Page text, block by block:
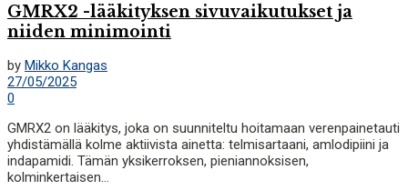
GMRX2 -lääkityksen sivuvaikutukset ja
niiden minimointi
by Mikko Kangas
27/05/2025
0
GMRX2 on lääkitys, joka on suunniteltu hoitamaan verenpainetauti
yhdistämällä kolme aktiivista ainetta: telmisartaani, amlodipiini ja
indapamidi. Tämän yksikerroksen, pieniannoksisen,
kolminkertaisen...